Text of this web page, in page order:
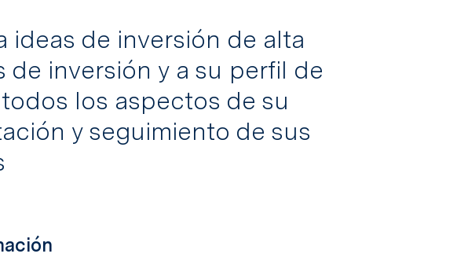
ideas de inversión de alta
inversión y a su perfil de
los aspectos de su
y seguimiento de sus